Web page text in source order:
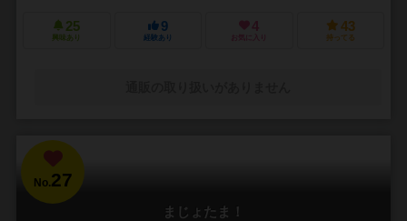
25
興味あり
9
経験あり
4
お気に入り
43
持ってる
No.27
まじょたま！